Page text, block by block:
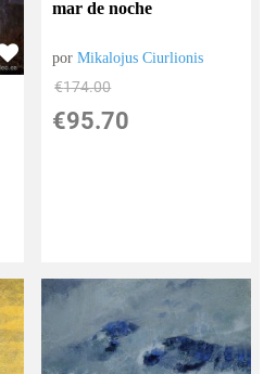
mar de noche
porMikalojus Ciurlionis
€174.00
€95.70